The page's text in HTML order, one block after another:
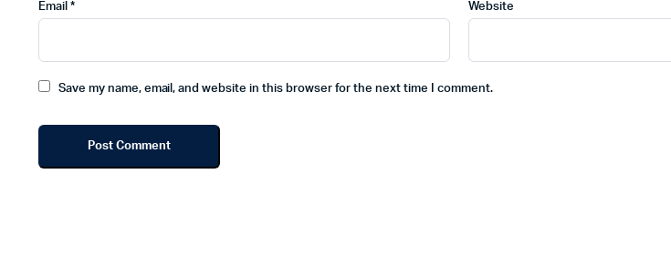
Email * Website
Save my name, email, and website in this browser for the next time I comment.